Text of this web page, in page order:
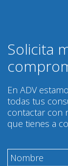
Solicita
En ADV
todas tus
contactar con
que tienes a